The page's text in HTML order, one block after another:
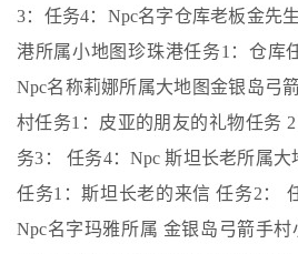
3：任务4：Npc名字仓库老板金先
港所属小地图珍珠港任务1：仓库
Npc名称莉娜所属大地图金银岛弓
村任务1：皮亚的朋友的礼物任务
务3： 任务4：Npc 斯坦长老所属
任务1：斯坦长老的来信 任务2：
Npc名字玛雅所属 金银岛弓箭手